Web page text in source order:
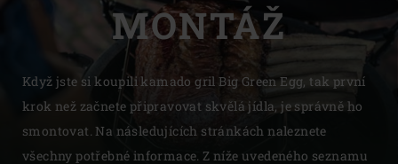
MONTÁŽ
Když jste si koupili kamado gril Big Green Egg, tak první
krok než začnete připravovat skvělá jídla, je správně ho
smontovat. Na následujících stránkách naleznete
všechny potřebné informace. Z níže uvedeného seznamu